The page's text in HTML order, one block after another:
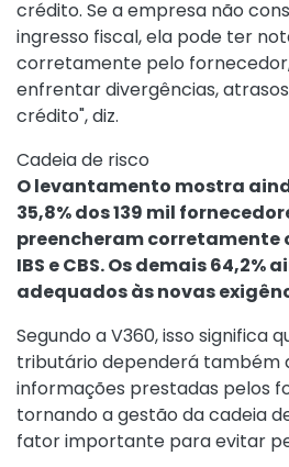
crédito. Se a empresa não
ingresso fiscal, ela pode ter
corretamente pelo
enfrentar divergências,
crédito", diz.
Cadeia de risco
O levantamento mostra
35,8% dos 139 mil
preencheram corretamente
IBS e CBS. Os demais 64,2%
adequados às novas
Segundo a V360, isso significa
tributário dependerá também
informações prestadas pelos
tornando a gestão da cadeia
fator importante para evitar